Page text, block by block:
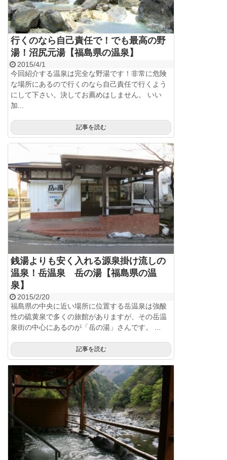
行くのなら自己責任で！でも最高の野
湯！沼尻元湯【福島県の温泉】
2015/4/1
今回紹介する温泉は完全な野湯です！非常に危険
な場所にあるので行くのなら自己責任で行くよう
にして下さい。決してお薦めはしません。 いい
加...
記事を読む
銭湯よりも安く入れる源泉掛け流しの
温泉！岳温泉 岳の湯【福島県の温
泉】
2015/2/20
福島県の中央に近い場所に位置する岳温泉は強酸
性の硫黄泉で多くの旅館がありますが、その岳温
泉街の中心にあるのが「岳の湯」さんです。 ...
記事を読む